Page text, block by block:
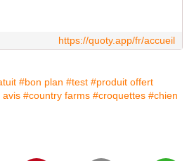
https://quoty.app/fr/accueil
#bon plan #test #produit offert
avis #country farms #croquettes #chien